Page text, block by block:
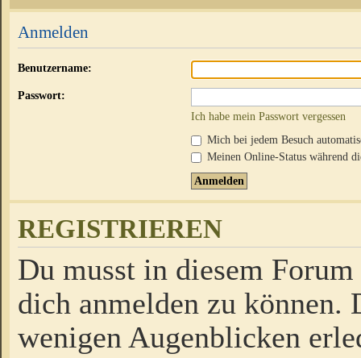
Anmelden
Benutzername:
Passwort:
Ich habe mein Passwort vergessen
Mich bei jedem Besuch
Meinen Online-Status während
REGISTRIEREN
Du musst in diesem
dich anmelden zu
wenigen Augenblicken